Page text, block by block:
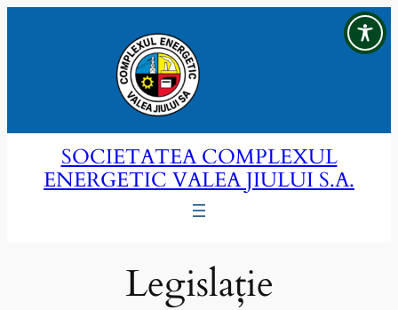
SOCIETATEA COMPLEXUL
ENERGETIC VALEA JIULUI S.A.
Legislație